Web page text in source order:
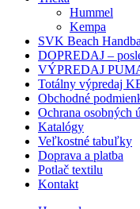
Hummel
Kempa
SVK Beach
DOPREDAJ –
VÝPREDAJ
Totálny výpredaj
Obchodné
Ochrana osobných
Katalógy
Veľkostné tabuľky
Doprava a platba
Potlač textilu
Kontakt